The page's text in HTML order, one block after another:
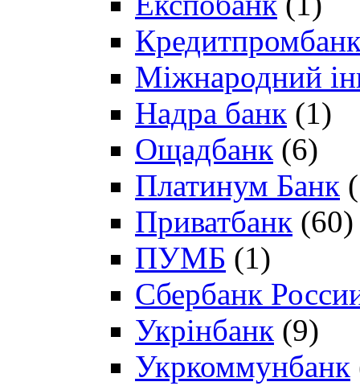
Міжнародний
Надра банк (1)
Ощадбанк (6)
Платинум Банк
Приватбанк (60)
ПУМБ (1)
Сбербанк
Укрінбанк (9)
Укркоммунбанк